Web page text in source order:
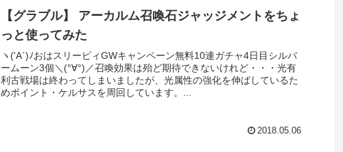
【グラブル】 アーカルム召喚石ジャッジメントをちょ
っと使ってみた
ヽ('A`)ﾉおはスリーピィGWキャンペーン無料10連ガチャ4日目シルバ
ームーン3個＼(°∀°)／召喚効果は殆ど期待できないけれど・・・光有
利古戦場は終わってしまいましたが、光属性の強化を伸ばしているた
めポイント・ケルサスを周回しています。...
2018.05.06